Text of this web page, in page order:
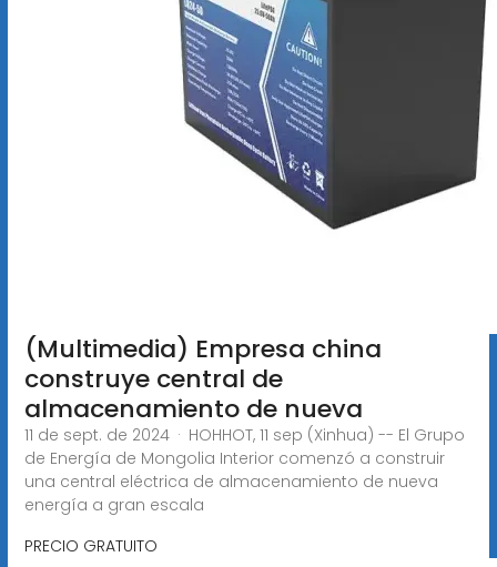
(Multimedia) Empresa china
construye central de
almacenamiento de nueva
11 de sept. de 2024 · HOHHOT, 11 sep (Xinhua) -- El Grupo
de Energía de Mongolia Interior comenzó a construir
una central eléctrica de almacenamiento de nueva
energía a gran escala
PRECIO GRATUITO